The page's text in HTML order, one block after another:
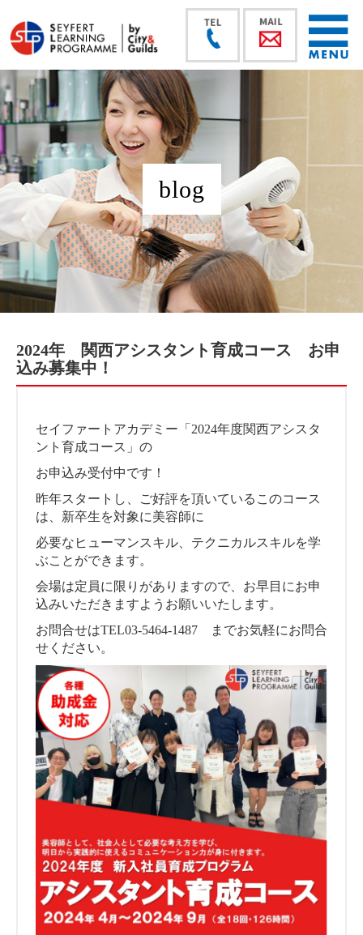
blog
2024年 関西アシスタント育成コース お申
込み募集中！
セイファートアカデミー「2024年度関西アシスタ
ント育成コース」の
お申込み受付中です！
昨年スタートし、ご好評を頂いているこのコース
は、新卒生を対象に美容師に
必要なヒューマンスキル、テクニカルスキルを学
ぶことができます。
会場は定員に限りがありますので、お早目にお申
込みいただきますようお願いいたします。
お問合せはTEL03-5464-1487 までお気軽にお問合
せください。